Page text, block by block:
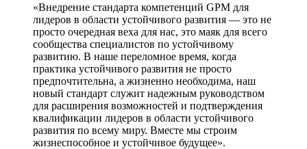
«Внедрение стандарта компетенций GPM для
лидеров в области устойчивого развития — это не
просто очередная веха для нас, это маяк для всего
сообщества специалистов по устойчивому
развитию. В наше переломное время, когда
практика устойчивого развития не просто
предпочтительна, а жизненно необходима, наш
новый стандарт служит надежным руководством
для расширения возможностей и подтверждения
квалификации лидеров в области устойчивого
развития по всему миру. Вместе мы строим
жизнеспособное и устойчивое будущее».